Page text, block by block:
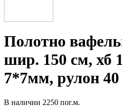
Полотно
шир. 150 см, хб
7*7мм, рулон
В наличии 2250 пог.м.